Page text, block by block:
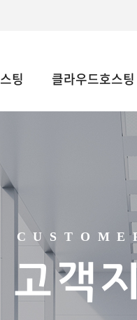
팅 클라우드호스팅
고객